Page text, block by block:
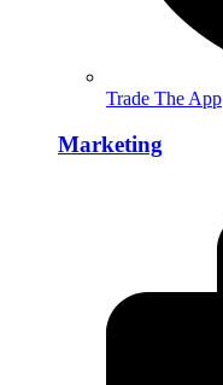
Trade The App
Marketing